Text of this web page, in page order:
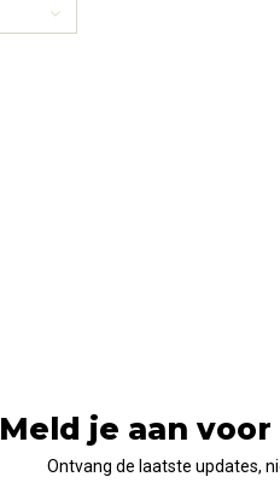
Meld je aan
Ontvang de laatste updates,